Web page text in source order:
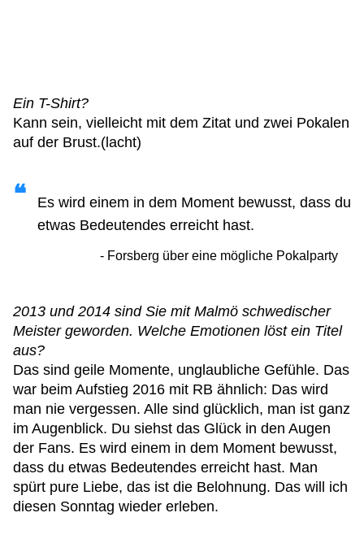
Ein T-Shirt?
Kann sein, vielleicht mit dem Zitat und zwei Pokalen
auf der Brust.(lacht)
Es wird einem in dem Moment bewusst, dass du
etwas Bedeutendes erreicht hast.
Forsberg über eine mögliche Pokalparty
2013 und 2014 sind Sie mit Malmö schwedischer
Meister geworden. Welche Emotionen löst ein Titel
aus?
Das sind geile Momente, unglaubliche Gefühle. Das
war beim Aufstieg 2016 mit RB ähnlich: Das wird
man nie vergessen. Alle sind glücklich, man ist ganz
im Augenblick. Du siehst das Glück in den Augen
der Fans. Es wird einem in dem Moment bewusst,
dass du etwas Bedeutendes erreicht hast. Man
spürt pure Liebe, das ist die Belohnung. Das will ich
diesen Sonntag wieder erleben.